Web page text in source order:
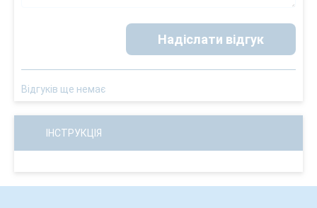
Надіслати відгук
Відгуків ще немає
ІНСТРУКЦІЯ